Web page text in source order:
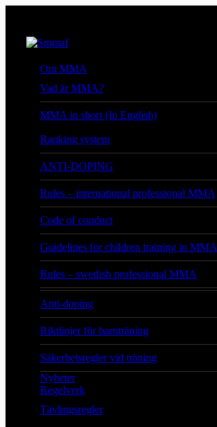
Om MMA
Vad är MMA?
MMA in short (In English)
Ranking system
ANTI-DOPING
Rules – international professional MMA
Code of conduct
Guidelines for children training in MMA
Rules – swedish professional MMA
Anti-doping
Riktlinjer för barnträning
Säkerhetsregler vid träning
Nyheter
Regelverk
Tävlingsregler